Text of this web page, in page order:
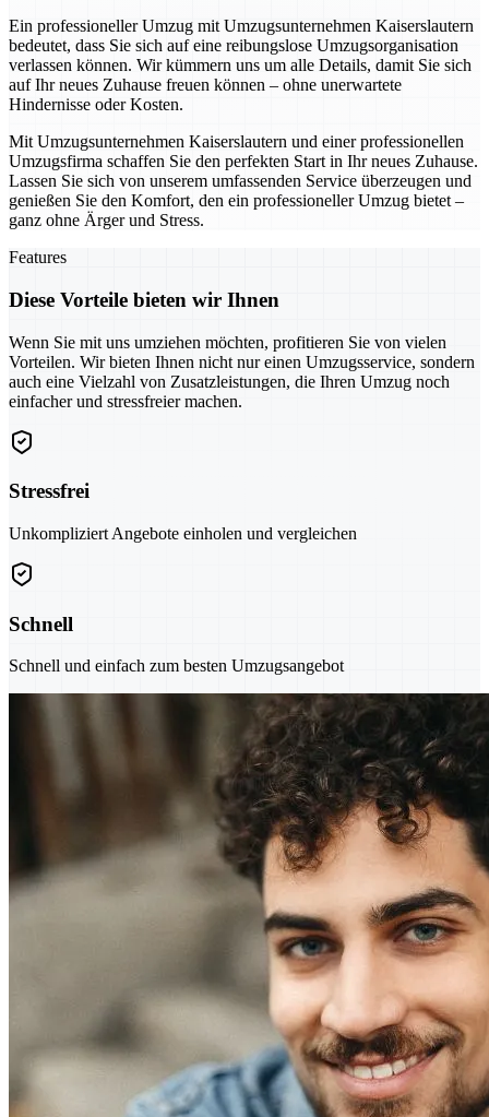
Ein professioneller Umzug mit Umzugsunternehmen Kaiserslautern
bedeutet, dass Sie sich auf eine reibungslose Umzugsorganisation
verlassen können. Wir kümmern uns um alle Details, damit Sie sich
auf Ihr neues Zuhause freuen können – ohne unerwartete
Hindernisse oder Kosten.
Mit Umzugsunternehmen Kaiserslautern und einer professionellen
Umzugsfirma schaffen Sie den perfekten Start in Ihr neues Zuhause.
Lassen Sie sich von unserem umfassenden Service überzeugen und
genießen Sie den Komfort, den ein professioneller Umzug bietet –
ganz ohne Ärger und Stress.
Features
Diese Vorteile bieten wir Ihnen
Wenn Sie mit uns umziehen möchten, profitieren Sie von vielen
Vorteilen. Wir bieten Ihnen nicht nur einen Umzugsservice, sondern
auch eine Vielzahl von Zusatzleistungen, die Ihren Umzug noch
einfacher und stressfreier machen.
Stressfrei
Unkompliziert Angebote einholen und vergleichen
Schnell
Schnell und einfach zum besten Umzugsangebot